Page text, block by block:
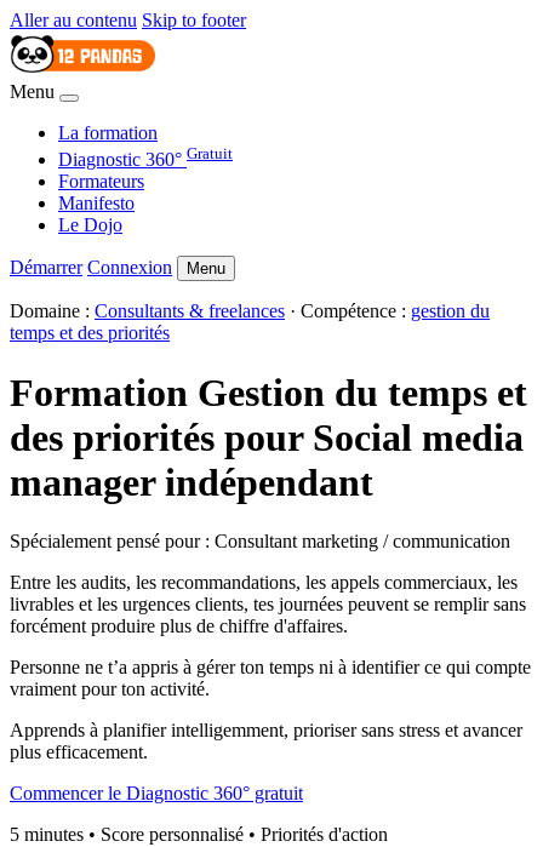
Aller au contenu Skip to footer
Menu
La formation
Diagnostic 360° Gratuit
Formateurs
Manifesto
Le Dojo
Démarrer Connexion Menu
Domaine : Consultants & freelances · Compétence : gestion du
temps et des priorités
Formation Gestion du temps et
des priorités pour Social media
manager indépendant
Spécialement pensé pour : Consultant marketing / communication
Entre les audits, les recommandations, les appels commerciaux, les
livrables et les urgences clients, tes journées peuvent se remplir sans
forcément produire plus de chiffre d'affaires.
Personne ne t’a appris à gérer ton temps ni à identifier ce qui compte
vraiment pour ton activité.
Apprends à planifier intelligemment, prioriser sans stress et avancer
plus efficacement.
Commencer le Diagnostic 360° gratuit
5 minutes • Score personnalisé • Priorités d'action